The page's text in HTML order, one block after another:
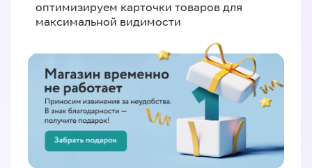
оптимизируем карточки товаров для
максимальной видимости